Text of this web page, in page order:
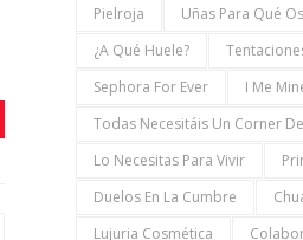
Pielroja
Uñas Para Qué
¿a Qué Huele?
Sephora For Ever
I Me
Todas Necesitáis Un Corner
Lo Necesitas Para Vivir
Duelos En La Cumbre
Lujuria Cosmética